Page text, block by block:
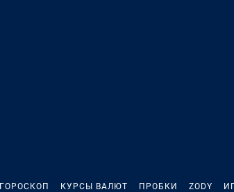
ГОРОСКОП КУРСЫ ВАЛЮТ ПРОБКИ ZODY